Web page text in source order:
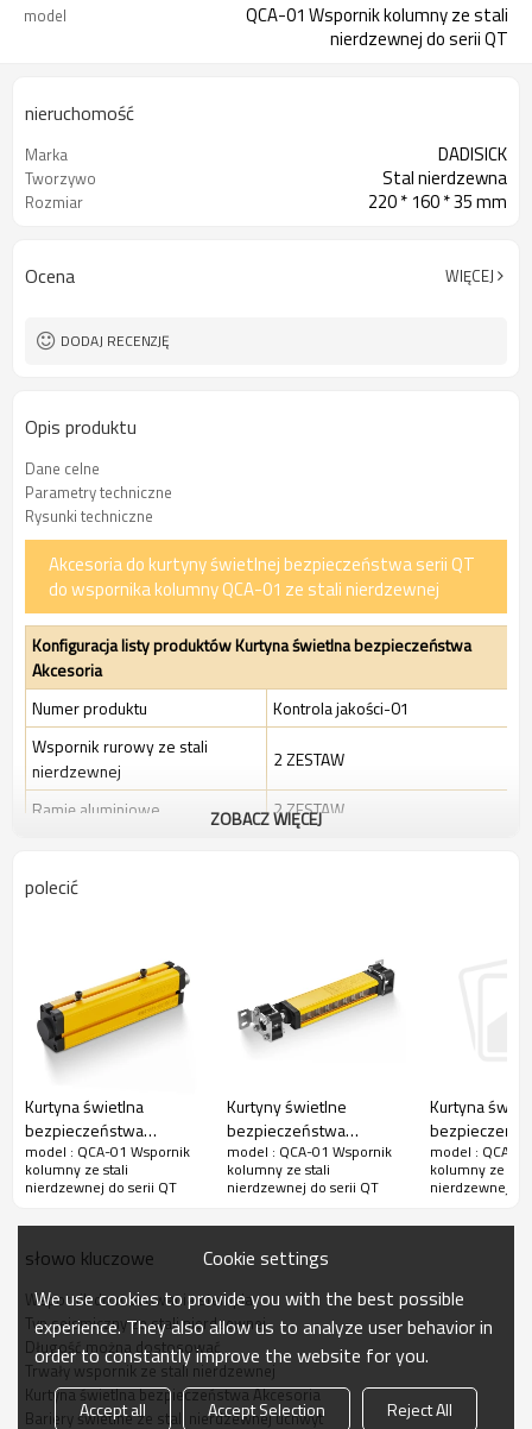
model
QCA-01 Wspornik kolumny ze stali
nierdzewnej do serii QT
nieruchomość
Marka DADISICK
Tworzywo Stal nierdzewna
Rozmiar 220 * 160 * 35 mm
Ocena WIĘCEJ
DODAJ RECENZJĘ
Opis produktu
Dane celne
Parametry techniczne
Rysunki techniczne
Akcesoria do kurtyny świetlnej bezpieczeństwa serii QT
do wspornika kolumny QCA-01 ze stali nierdzewnej
Konfiguracja listy produktów Kurtyna świetlna bezpieczeństwa
Akcesoria
Numer produktu
Kontrola jakości-01
Wspornik rurowy ze stali
nierdzewnej
2 ZESTAW
Ramię aluminiowe
2 ZESTAW
Półkoliste ramię
Zewnętrzny sześciokątny M16 *
45
2 szt
Podkładka M16
Płyta sprężyny M16
2 szt
Śruba z łbem sześciokątnym M8
* 22
4 szt
Śruba z łbem sześciokątnym M6
* 22
Płyta sprężyny M6
8 szt
Rura stalowa (mm)
400, 500, 600, 700, 800,1000
Rozmiar opakowania (mm)
220 * 160 * 35 mm
Wielkość opakowania (kg)
2850 gr
ZOBACZ WIĘCEJ
polecić
Kurtyna świetlna
bezpieczeństwa
Akcesoria serii QT do
rowka QCA-03-Convex
model : QCA-01 Wspornik
kolumny ze stali
nierdzewnej do serii QT
Kurtyny świetlne
bezpieczeństwa
Akcesoria serii QT do
obrotowych uchwytów
mocujących QA-01
model : QCA-01 Wspornik
kolumny ze stali
nierdzewnej do serii QT
Kurtyna
Akcesoria
uchwytów
model : QCA-
kolumny ze stali
nierdzewnej
słowo kluczowe
Wspornik do mocowania stempla
Typ sejsmiczny ze stali nierdzewnej
Długość można dostosować
Trwały wspornik ze stali nierdzewnej
Kurtyna świetlna bezpieczeństwa Akcesoria
Bariery świetlne ze stali nierdzewnej uchwyt
Cookie settings
We use cookies to provide you with the best possible
experience. They also allow us to analyze user behavior in
order to constantly improve the website for you.
Accept all Accept Selection Reject All